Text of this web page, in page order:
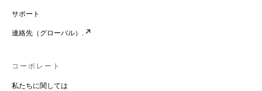
サポート
連絡先（グローバル）.
コーポレート
私たちに関しては